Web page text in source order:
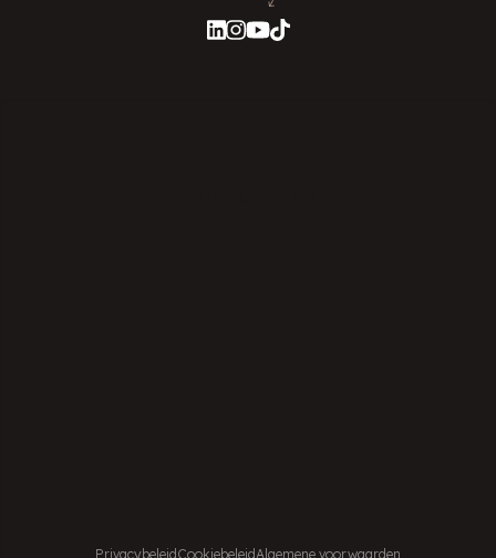
Privacybeleid Cookiebeleid Algemene voorwaarden